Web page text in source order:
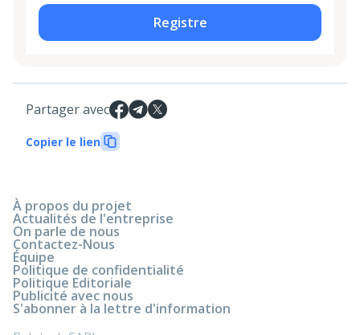
Registre
Partager avec
Copier le lien
À propos du projet
Actualités de l'entreprise
On parle de nous
Contactez-Nous
Équipe
Politique de confidentialité
Politique Editoriale
Publicité avec nous
S'abonner à la lettre d'information